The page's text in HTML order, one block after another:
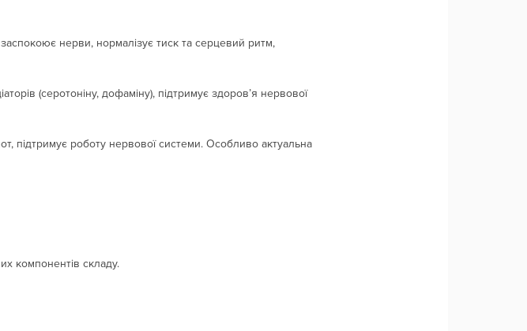
нерви, нормалізує тиск та серцевий ритм,
(серотоніну, дофаміну), підтримує здоров’я нервової
підтримує роботу нервової системи. Особливо актуальна
компонентів складу.